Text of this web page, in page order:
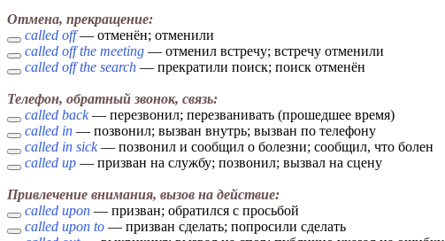
Отмена, прекращение:
called off— отменён; отменили
called off the meeting — отменил встречу; встречу отменили
called off the search — прекратили поиск; поиск отменён
Телефон, обратный звонок, связь:
called back— перезвонил; перезванивать (прошедшее время)
called in — позвонил; вызван внутрь; вызван по телефону
called in sick— позвонил и сообщил о болезни; сообщил, что болен
called up — призван на службу; позвонил; вызвал на сцену
Привлечение внимания, вызов на действие:
called upon — призван; обратился с просьбой
called upon to — призван сделать; попросили сделать